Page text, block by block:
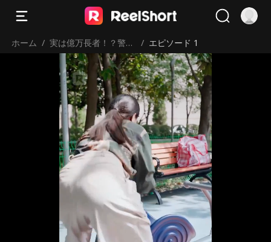
ホーム / 実は億万長者！？警備
員の父が隠していた秘
/ エピソード 1